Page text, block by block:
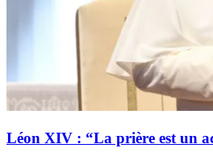
Léon XIV : “La prière est un